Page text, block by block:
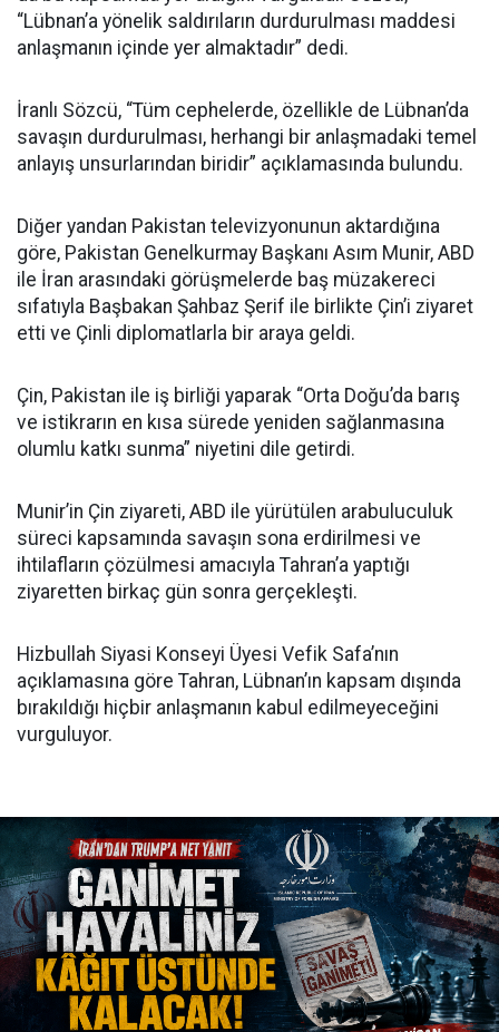
“Lübnan’a yönelik saldırıların durdurulması maddesi
anlaşmanın içinde yer almaktadır” dedi.
İranlı Sözcü, “Tüm cephelerde, özellikle de Lübnan’da
savaşın durdurulması, herhangi bir anlaşmadaki temel
anlayış unsurlarından biridir” açıklamasında bulundu.
Diğer yandan Pakistan televizyonunun aktardığına
göre, Pakistan Genelkurmay Başkanı Asım Munir, ABD
ile İran arasındaki görüşmelerde baş müzakereci
sıfatıyla Başbakan Şahbaz Şerif ile birlikte Çin’i ziyaret
etti ve Çinli diplomatlarla bir araya geldi.
Çin, Pakistan ile iş birliği yaparak “Orta Doğu’da barış
ve istikrarın en kısa sürede yeniden sağlanmasına
olumlu katkı sunma” niyetini dile getirdi.
Munir’in Çin ziyareti, ABD ile yürütülen arabuluculuk
süreci kapsamında savaşın sona erdirilmesi ve
ihtilafların çözülmesi amacıyla Tahran’a yaptığı
ziyaretten birkaç gün sonra gerçekleşti.
Hizbullah Siyasi Konseyi Üyesi Vefik Safa’nın
açıklamasına göre Tahran, Lübnan’ın kapsam dışında
bırakıldığı hiçbir anlaşmanın kabul edilmeyeceğini
vurguluyor.